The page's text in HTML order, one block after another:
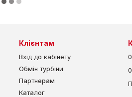
Клієнтам
Вхід до кабінету
Обмін турбіни
Партнерам
Каталог